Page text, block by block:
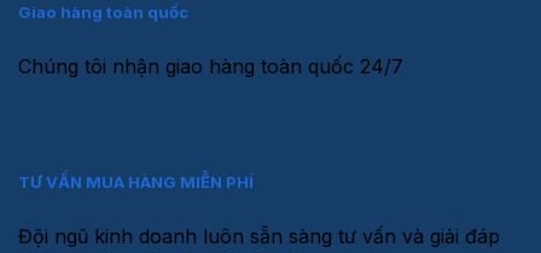
Giao hàng toàn quốc
Chúng tôi nhận giao hàng toàn quốc 24/7
TƯ VẤN MUA HÀNG MIỄN PHÍ
Đội ngũ kinh doanh luôn sẵn sàng tư vấn và giải đáp